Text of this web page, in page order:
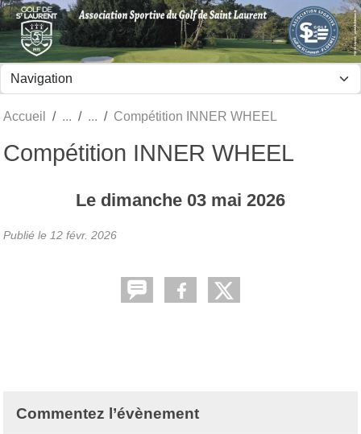
Accueil Compétition INNER WHEEL
Compétition INNER WHEEL
Le dimanche 03 mai 2026
Publié le 12 févr. 2026
Commentez l’évènement
Panneau de gestion des cookies